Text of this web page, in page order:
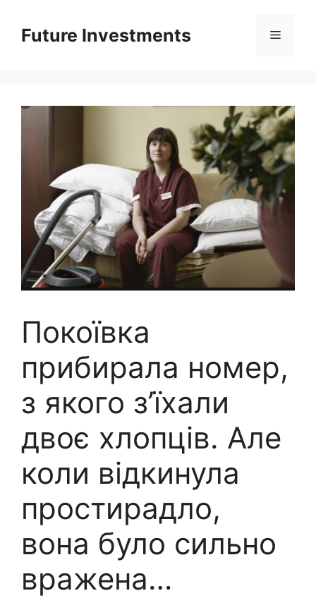
вмістуFuture Investments Меню
Покоївка
прибирала номер,
з якого з’їхали
двоє хлопців. Але
коли відкинула
простирадло,
вона було сильно
вражена…